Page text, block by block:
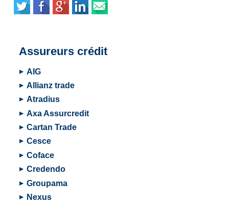
Assureurs crédit
AIG
Allianz trade
Atradius
Axa Assurcredit
Cartan Trade
Cesce
Coface
Credendo
Groupama
Nexus